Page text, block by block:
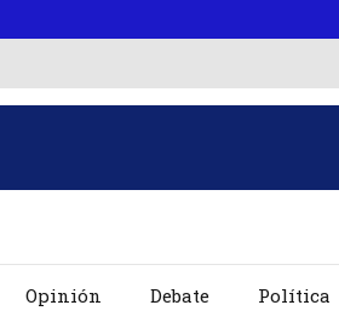
Opinión Debate Política